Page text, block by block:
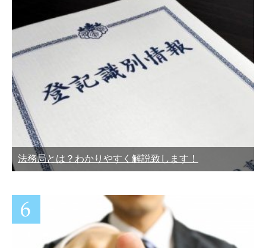
法務局とは？わかりやすく解説致します！